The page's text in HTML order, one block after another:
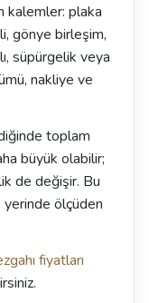
kalemler: plaka
gönye birleşim,
süpürgelik veya
nakliye ve
toplam
büyük olabilir;
de değişir. Bu
ölçüden
fiyatları